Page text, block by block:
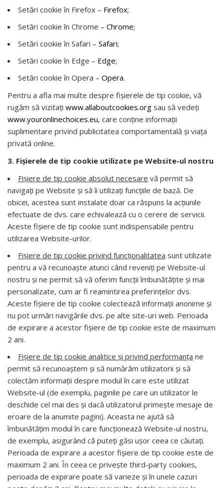
Setări cookie în Firefox – Firefox;
Setări cookie în Chrome – Chrome;
Setări cookie în Safari – Safari;
Setări cookie în Edge – Edge;
Setări cookie în Opera – Opera.
Pentru a afla mai multe despre fișierele de tip cookie, vă
rugăm să vizitați www.allaboutcookies.org sau să vedeți
www.youronlinechoices.eu, care conține informații
suplimentare privind publicitatea comportamentală și viața
privată online.
3. Fișierele de tip cookie utilizate pe Website-ul nostru
Fișiere de tip cookie absolut necesare vă permit să
navigați pe Website și să îi utilizați funcțiile de bază. De
obicei, acestea sunt instalate doar ca răspuns la acțiunile
efectuate de dvs. care echivalează cu o cerere de servicii.
Aceste fișiere de tip cookie sunt indispensabile pentru
utilizarea Website-urilor.
Fișiere de tip cookie privind funcționalitatea sunt utilizate
pentru a vă recunoaște atunci când reveniți pe Website-ul
nostru și ne permit să vă oferim funcții îmbunătățite și mai
personalizate, cum ar fi reamintirea preferințelor dvs.
Aceste fișiere de tip cookie colectează informații anonime și
nu pot urmări navigările dvs. pe alte site-uri web. Perioada
de expirare a acestor fișiere de tip cookie este de maximum
2 ani.
Fișiere de tip cookie analitice și privind performanța ne
permit să recunoaștem și să numărăm utilizatorii și să
colectăm informații despre modul în care este utilizat
Website-ul (de exemplu, paginile pe care un utilizator le
deschide cel mai des și dacă utilizatorul primește mesaje de
eroare de la anumite pagini). Aceasta ne ajută să
îmbunătățim modul în care funcționează Website-ul nostru,
de exemplu, asigurând că puteți găsi ușor ceea ce căutați.
Perioada de expirare a acestor fișiere de tip cookie este de
maximum 2 ani. În ceea ce priveşte third-party cookies,
perioada de expirare poate să varieze şi în unele cazuri